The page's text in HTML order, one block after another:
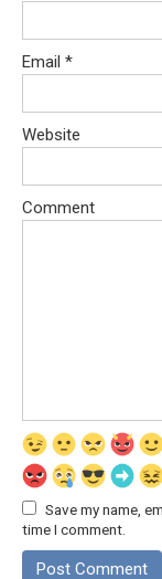
Email *
Website
Comment
Save my name,
time I comment.